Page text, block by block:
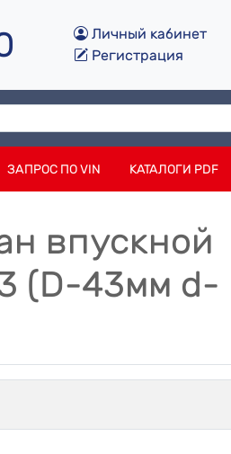
Личный кабинет
Регистрация
ЗАПРОС ПО VIN КАТАЛОГИ PDF
впускной
(D-43мм d-